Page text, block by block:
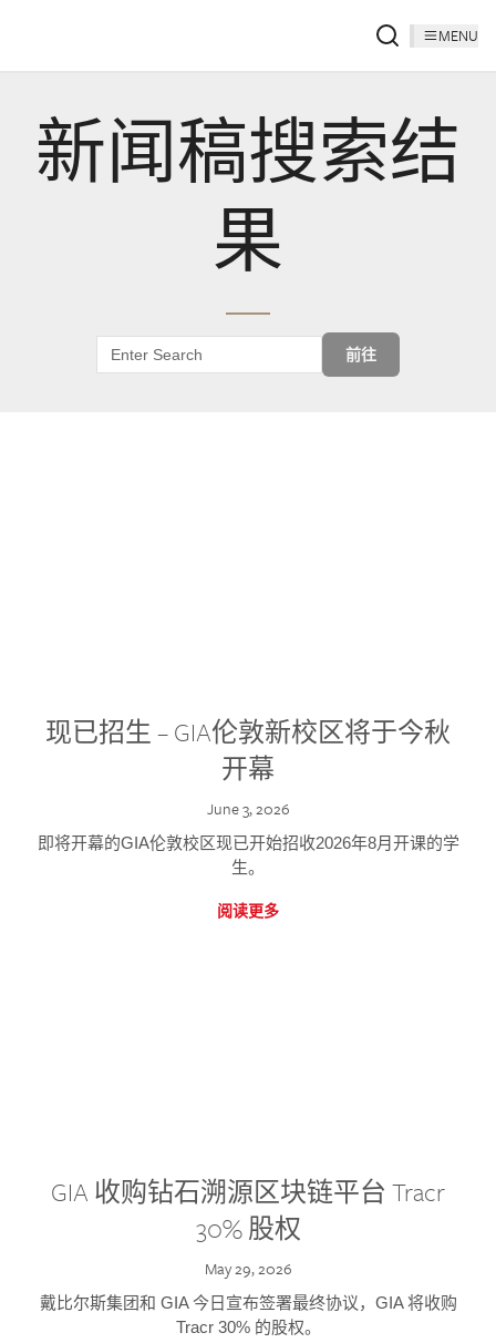
MENU
新闻稿搜索结
果
前往
现已招生 – GIA伦敦新校区将于今秋
开幕
June 3, 2026
即将开幕的GIA伦敦校区现已开始招收2026年8月开课的学
生。
阅读更多
GIA 收购钻石溯源区块链平台 Tracr
30% 股权
May 29, 2026
戴比尔斯集团和 GIA 今日宣布签署最终协议，GIA 将收购
Tracr 30% 的股权。